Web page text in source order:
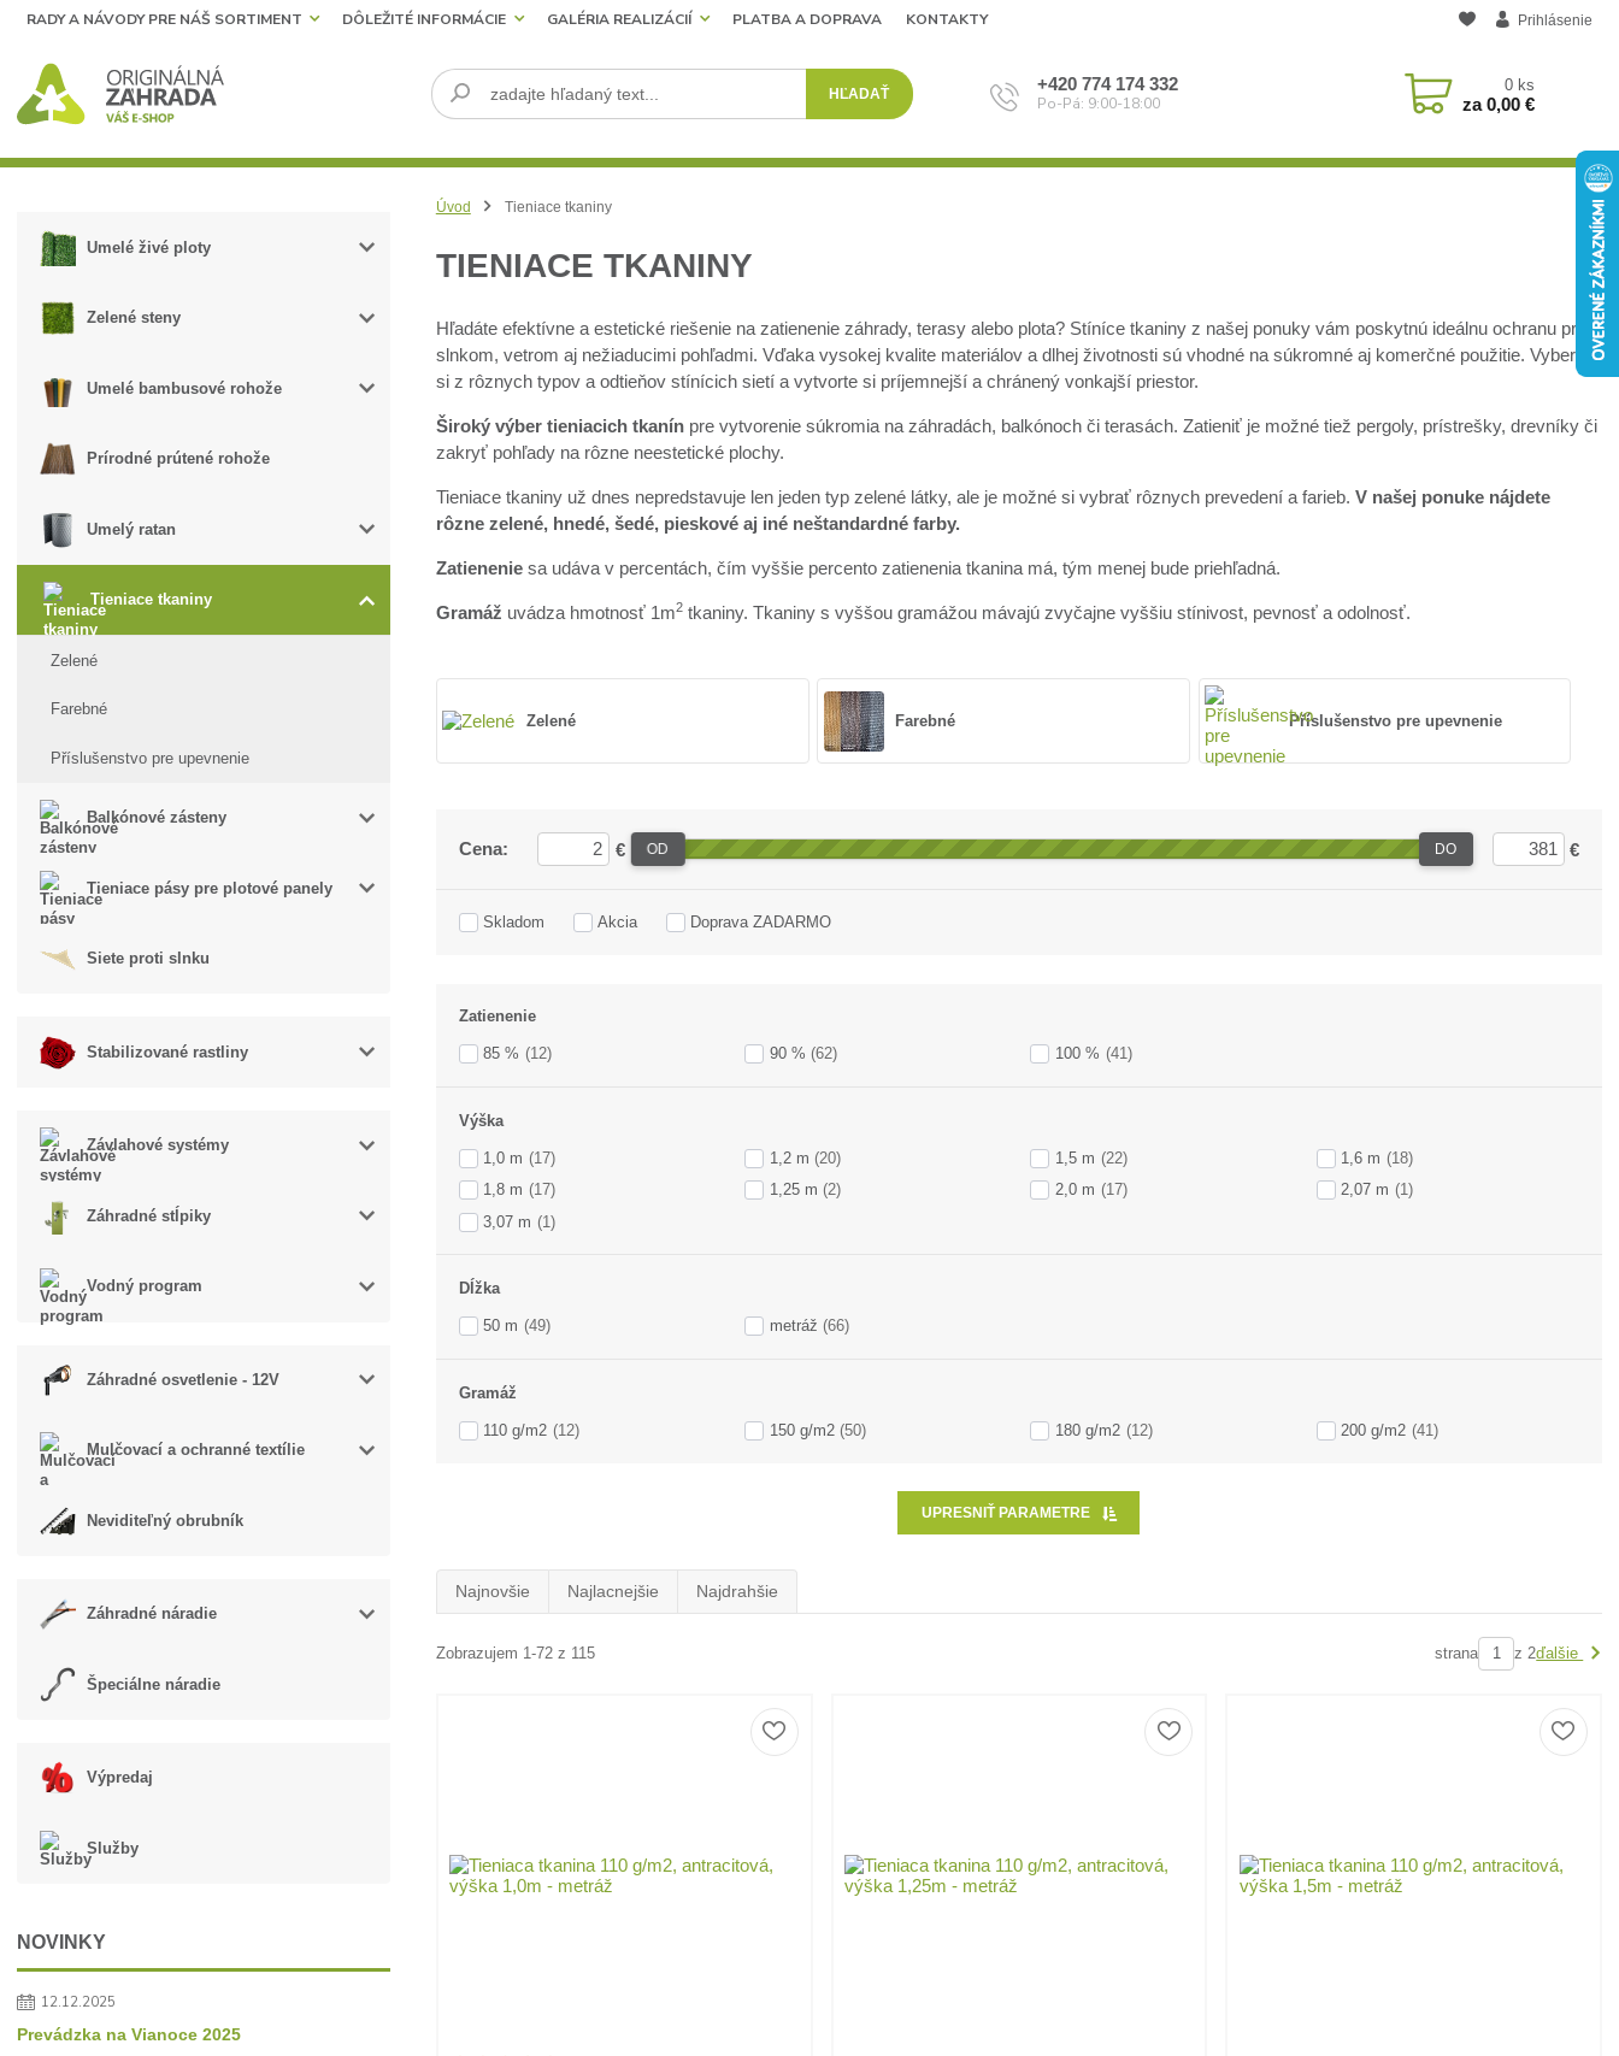
RADY A NÁVODY PRE NÁŠ SORTIMENT DÔLEŽITÉ INFORMÁCIE GALÉRIA REALIZÁCIÍ PLATBA A DOPRAVA KONTAKTY Prihlásenie
HĽADAŤ +420 774 174 332
Po-Pá: 9:00-18:00
0 ks
za0,00 €
Umelé živé ploty
Zelené steny
Umelé bambusové rohože
Prírodné prútené rohože
Umelý ratan
Tieniace tkaniny
Zelené
Farebné
Příslušenstvo pre upevnenie
Balkónové zásteny
Tieniace pásy pre plotové panely
Siete proti slnku
Stabilizované rastliny
Závlahové systémy
Záhradné stĺpiky
Vodný program
Záhradné osvetlenie - 12V
Mulčovací a ochranné textílie
Neviditeľný obrubník
Záhradné náradie
Špeciálne náradie
Výpredaj
Služby
NOVINKY
12.12.2025
Prevádzka na Vianoce 2025
Úvod Tieniace tkaniny
TIENIACE TKANINY
Hľadáte efektívne a estetické riešenie na zatienenie záhrady, terasy alebo plota? Stíníce tkaniny z našej ponuky vám poskytnú ideálnu ochranu pred
slnkom, vetrom aj nežiaducimi pohľadmi. Vďaka vysokej kvalite materiálov a dlhej životnosti sú vhodné na súkromné aj komerčné použitie. Vyberte
si z rôznych typov a odtieňov stínícich sietí a vytvorte si príjemnejší a chránený vonkajší priestor.
Široký výber tieniacich tkanínpre vytvorenie súkromia na záhradách, balkónoch či terasách. Zatieniť je možné tiež pergoly, prístrešky, drevníky či
zakryť pohľady na rôzne neestetické plochy.
Tieniace tkaniny už dnes nepredstavuje len jeden typ zelené látky, ale je možné si vybrať rôznych prevedení a farieb. V našej ponuke nájdete
rôzne zelené, hnedé, šedé, pieskové aj iné neštandardné farby.
Zatieneniesa udáva v percentách, čím vyššie percento zatienenia tkanina má, tým menej bude priehľadná.
Gramáž uvádza hmotnosť 1m2tkaniny. Tkaniny s vyššou gramážou mávajú zvyčajne vyššiu stínivost, pevnosť a odolnosť.
Zelené Farebné Příslušenstvo pre upevnenie
UPRESNIŤ PARAMETRE
Cena: € OD DO €
Skladom Akcia Doprava ZADARMO
Zatienenie
85 % (12) 90 % (62) 100 % (41)
Výška
1,0 m (17) 1,2 m (20) 1,5 m (22) 1,6 m (18)
1,8 m (17) 1,25 m (2) 2,0 m (17) 2,07 m (1)
3,07 m (1)
Dĺžka
50 m (49) metráž (66)
Gramáž
110 g/m2 (12) 150 g/m2 (50) 180 g/m2 (12) 200 g/m2 (41)
Najnovšie Najlacnejšie Najdrahšie
Zobrazujem 1-72 z 115 strana z 2ďalšie